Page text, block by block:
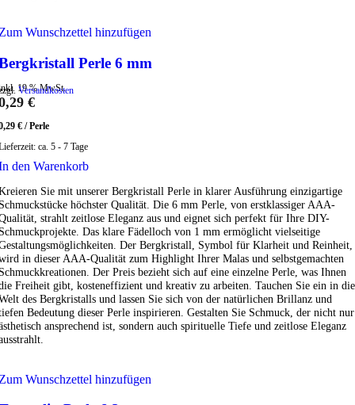
Wunschzettel hinzufügen
Perle 6 mm
19 % MwSt.
Versandkosten
€
€ /Perle
ca. 5 - 7 Tage
den Warenkorb
Sie mit unserer Bergkristall Perle in klarer Ausführung einzigartige
höchster Qualität. Die 6 mm Perle, von erstklassiger AAA-
strahlt zeitlose Eleganz aus und eignet sich perfekt für Ihre DIY-
Das klare Fädelloch von 1 mm ermöglicht vielseitige
Der Bergkristall, Symbol für Klarheit und Reinheit,
in dieser AAA-Qualität zum Highlight Ihrer Malas und selbstgemachten
Der Preis bezieht sich auf eine einzelne Perle, was Ihnen
Freiheit gibt, kosteneffizient und kreativ zu arbeiten. Tauchen Sie ein in die
des Bergkristalls und lassen Sie sich von der natürlichen Brillanz und
Bedeutung dieser Perle inspirieren. Gestalten Sie Schmuck, der nicht nur
ansprechend ist, sondern auch spirituelle Tiefe und zeitlose Eleganz
Wunschzettel hinzufügen